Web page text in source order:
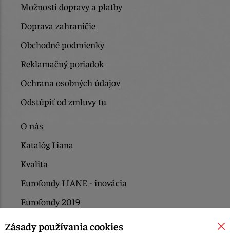
Možnosti dopravy a platby
Doprava zahraničie
Obchodné podmienky
Reklamačný poriadok
Ochrana osobných údajov
Odstúpiť od zmluvy tu
O nás
Katalóg Liana
Kvalita
Eurofondy LIANE - inovácia
Eurofondy 2019
Eurofondy 2022/2023
Zásady používania cookies